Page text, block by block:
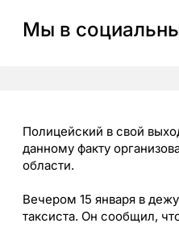
Мы в
Полицейский в свой
данному факту
области.
Вечером 15 января в
таксиста. Он сообщил,